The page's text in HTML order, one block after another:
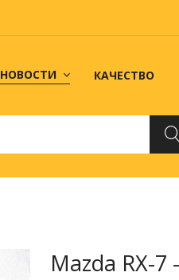
НОВОСТИ КАЧЕСТВО
Mazda RX-